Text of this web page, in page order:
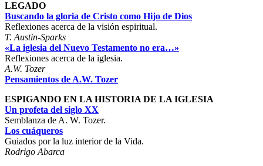
LEGADO
Buscando la gloria de Cristo como Hijo de Dios
Reflexiones acerca de la visión espiritual.
T. Austin-Sparks
«La iglesia del Nuevo Testamento no era…»
Reflexiones acerca de la iglesia.
A.W. Tozer
Pensamientos de A.W. Tozer
ESPIGANDO EN LA HISTORIA DE LA IGLESIA
Un profeta del siglo XX
Semblanza de A. W. Tozer.
Los cuáqueros
Guiados por la luz interior de la Vida.
Rodrigo Abarca